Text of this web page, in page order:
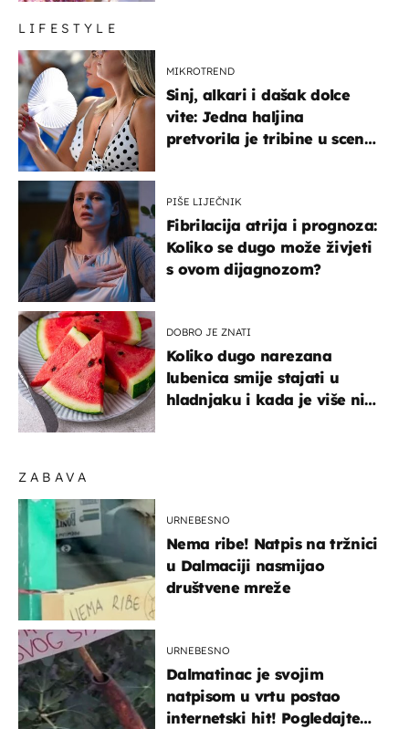
ZABAVA
URNEBESNO
Nema ribe! Natpis na tržnici
u Dalmaciji nasmijao
društvene mreže
URNEBESNO
Dalmatinac je svojim
natpisom u vrtu postao
internetski hit! Pogledajte
LIFESTYLE
MIKROTREND
Sinj, alkari i dašak dolce
vite: Jedna haljina
pretvorila je tribine u scenu
PIŠE LIJEČNIK
Fibrilacija atrija i prognoza:
Koliko se dugo može živjeti
s ovom dijagnozom?
DOBRO JE ZNATI
Koliko dugo narezana
lubenica smije stajati u
hladnjaku i kada je više nije